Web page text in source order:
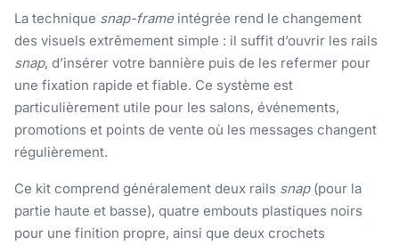
La technique snap-frameintégrée rend le changement
des visuels extrêmement simple : il suffit d’ouvrir les rails
snap, d’insérer votre bannière puis de les refermer pour
une fixation rapide et fiable. Ce système est
particulièrement utile pour les salons, événements,
promotions et points de vente où les messages changent
régulièrement.
Ce kit comprend généralement deux rails snap(pour la
partie haute et basse), quatre embouts plastiques noirs
pour une finition propre, ainsi que deux crochets